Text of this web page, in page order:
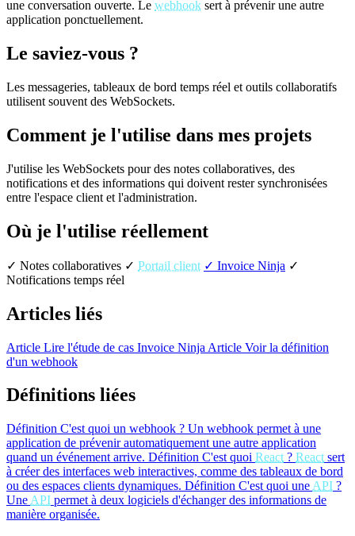
une conversation ouverte. Le webhook sert à prévenir une autre
application ponctuellement.
Le saviez-vous ?
Les messageries, tableaux de bord temps réel et outils collaboratifs
utilisent souvent des WebSockets.
Comment je l'utilise dans mes projets
J'utilise les WebSockets pour des notes collaboratives, des
notifications et des informations qui doivent rester synchronisées
entre l'espace client et l'administration.
Où je l'utilise réellement
✓ Notes collaboratives ✓ Portail client ✓ Invoice Ninja ✓
Notifications temps réel
Articles liés
Article Lire l'étude de cas Invoice Ninja Article Voir la définition
d'un webhook
Définitions liées
Définition C'est quoi un webhook ? Un webhook permet à une
application de prévenir automatiquement une autre application
quand un événement arrive. Définition C'est quoi React ? React sert
à créer des interfaces web interactives, comme des tableaux de bord
ou des espaces clients dynamiques. Définition C'est quoi une API ?
Une API permet à deux logiciels d'échanger des informations de
manière organisée.